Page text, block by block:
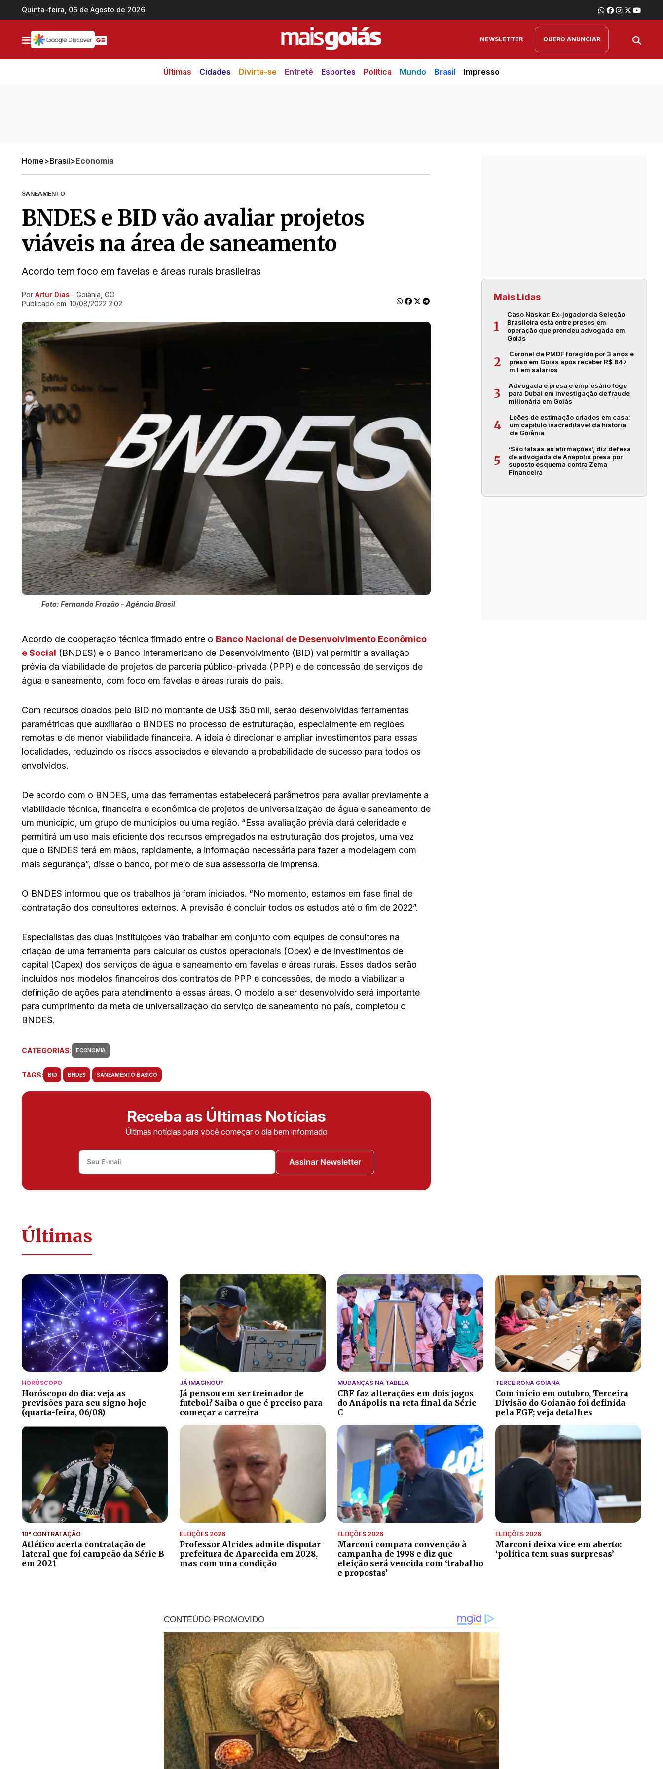
Ir direto pro conteúdo
Quinta-feira, 06 de Agosto de 2026
NEWSLETTER QUERO ANUNCIAR
Últimas Cidades Divirta-se Entretê Esportes Política Mundo Brasil Impresso
Home>Brasil>Economia
SANEAMENTO
BNDES e BID vão avaliar projetos
viáveis na área de saneamento
Acordo tem foco em favelas e áreas rurais brasileiras
Ir direto pra matéria
Por Artur Dias - Goiânia, GO
Publicado em: 10/08/2022 2:02
Foto: Fernando Frazão - Agência Brasil
Acordo de cooperação técnica firmado entre o Banco Nacional de Desenvolvimento Econômico
e Social (BNDES) e o Banco Interamericano de Desenvolvimento (BID) vai permitir a avaliação
prévia da viabilidade de projetos de parceria público-privada (PPP) e de concessão de serviços de
água e saneamento, com foco em favelas e áreas rurais do país.
Com recursos doados pelo BID no montante de US$ 350 mil, serão desenvolvidas ferramentas
paramétricas que auxiliarão o BNDES no processo de estruturação, especialmente em regiões
remotas e de menor viabilidade financeira. A ideia é direcionar e ampliar investimentos para essas
localidades, reduzindo os riscos associados e elevando a probabilidade de sucesso para todos os
envolvidos.
De acordo com o BNDES, uma das ferramentas estabelecerá parâmetros para avaliar previamente a
viabilidade técnica, financeira e econômica de projetos de universalização de água e saneamento de
um município, um grupo de municípios ou uma região. “Essa avaliação prévia dará celeridade e
permitirá um uso mais eficiente dos recursos empregados na estruturação dos projetos, uma vez
que o BNDES terá em mãos, rapidamente, a informação necessária para fazer a modelagem com
mais segurança”, disse o banco, por meio de sua assessoria de imprensa.
O BNDES informou que os trabalhos já foram iniciados. “No momento, estamos em fase final de
contratação dos consultores externos. A previsão é concluir todos os estudos até o fim de 2022”.
Especialistas das duas instituições vão trabalhar em conjunto com equipes de consultores na
criação de uma ferramenta para calcular os custos operacionais (Opex) e de investimentos de
capital (Capex) dos serviços de água e saneamento em favelas e áreas rurais. Esses dados serão
incluídos nos modelos financeiros dos contratos de PPP e concessões, de modo a viabilizar a
definição de ações para atendimento a essas áreas. O modelo a ser desenvolvido será importante
para cumprimento da meta de universalização do serviço de saneamento no país, completou o
BNDES.
CATEGORIAS: ECONOMIA
TAGS: BID BNDES SANEAMENTO BÁSICO
Receba as Últimas Notícias
Últimas notícias para você começar o dia bem informado
Assinar Newsletter
Mais Lidas
1
Caso Naskar: Ex-jogador da Seleção
Brasileira está entre presos em
operação que prendeu advogada em
Goiás
2
Coronel da PMDF foragido por 3 anos é
preso em Goiás após receber R$ 847
mil em salários
3
Advogada é presa e empresário foge
para Dubai em investigação de fraude
milionária em Goiás
4
Leões de estimação criados em casa:
um capítulo inacreditável da história
de Goiânia
5
‘São falsas as afirmações’, diz defesa
de advogada de Anápolis presa por
suposto esquema contra Zema
Financeira
Últimas
HORÓSCOPO
Horóscopo do dia: veja as
previsões para seu signo hoje
(quarta-feira, 06/08)
JÁ IMAGINOU?
Já pensou em ser treinador de
futebol? Saiba o que é preciso para
começar a carreira
MUDANÇAS NA TABELA
CBF faz alterações em dois jogos
do Anápolis na reta final da Série
C
TERCEIRONA GOIANA
Com início em outubro, Terceira
Divisão do Goianão foi definida
pela FGF; veja detalhes
10° CONTRATAÇÃO
Atlético acerta contratação de
lateral que foi campeão da Série B
em 2021
ELEIÇÕES 2026
Professor Alcides admite disputar
prefeitura de Aparecida em 2028,
mas com uma condição
ELEIÇÕES 2026
Marconi compara convenção à
campanha de 1998 e diz que
eleição será vencida com ‘trabalho
e propostas’
ELEIÇÕES 2026
Marconi deixa vice em aberto:
‘política tem suas surpresas’